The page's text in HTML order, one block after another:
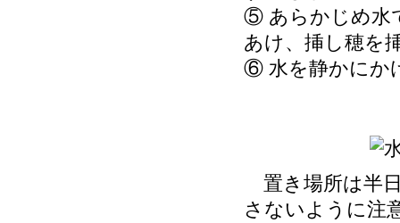
⑤ あらかじめ水
あけ、挿し穂を
⑥ 水を静かにか
置き場所は半
さないように注